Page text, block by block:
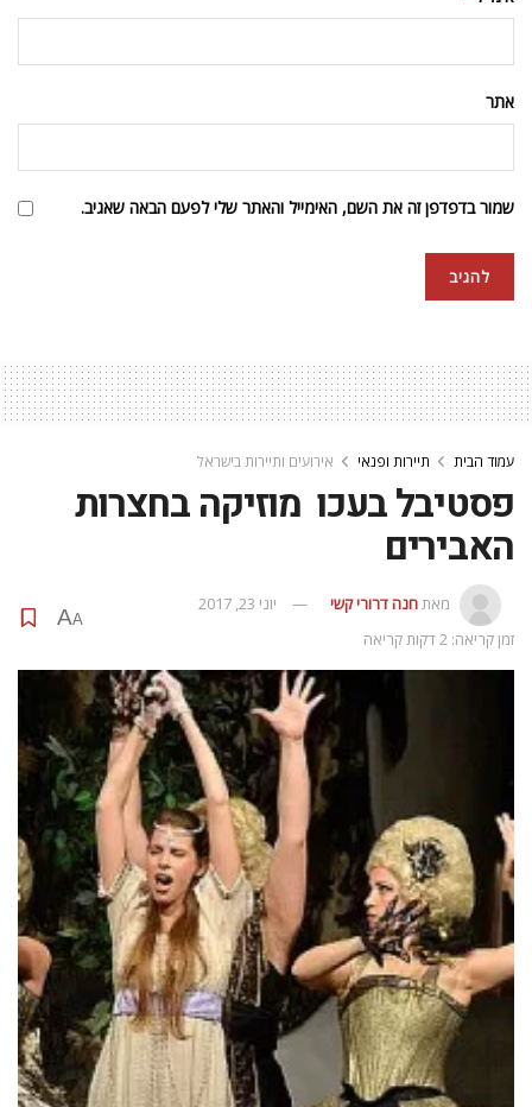
אתר
שמור בדפדפן זה את השם, האימייל והאתר שלי לפעם הבאה שאגיב.
עמוד הבית תיירות ופנאי אירועים ותיירות בישראל
פסטיבל בעכו  מוזיקה בחצרות
האבירים
מאתחנה דרורי קשי
יוני 23, 2017
זמן קריאה: 2 דקות קריאה
A
A